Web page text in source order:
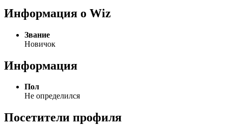
Информация о Wiz
Звание
Новичок
Информация
Пол
Не определился
Посетители профиля